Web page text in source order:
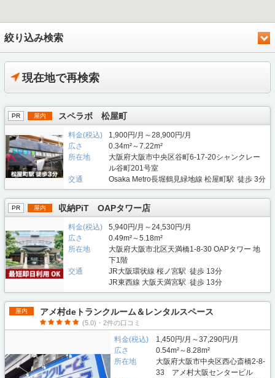
絞り込み検索
現在地で再検索
PR 屋内 スペラボ 松屋町
料金(税込)
1,900円/月～28,900円/月
広さ
0.34m²～7.22m²
所在地
大阪府大阪市中央区谷町6-17-20シャンクレー
ル谷町201号室
交通
Osaka Metro長堀鶴見緑地線 松屋町駅 徒歩 3分
PR 屋内 収納PiT OAPタワー店
料金(税込)
5,940円/月～24,530円/月
広さ
0.49m²～5.18m²
所在地
大阪府大阪市北区天満橋1-8-30 OAPタワー 地
下1階
交通
JR大阪環状線 桜ノ宮駅 徒歩 13分
JR東西線 大阪天満宮駅 徒歩 13分
屋内 アメ村deトランクルーム＆レンタルスペース
(5.0)・2件の口コミ
料金(税込)
1,450円/月～37,290円/月
広さ
0.54m²～8.28m²
所在地
大阪府大阪市中央区西心斎橋2-8-
33 アメ村大阪センタービル